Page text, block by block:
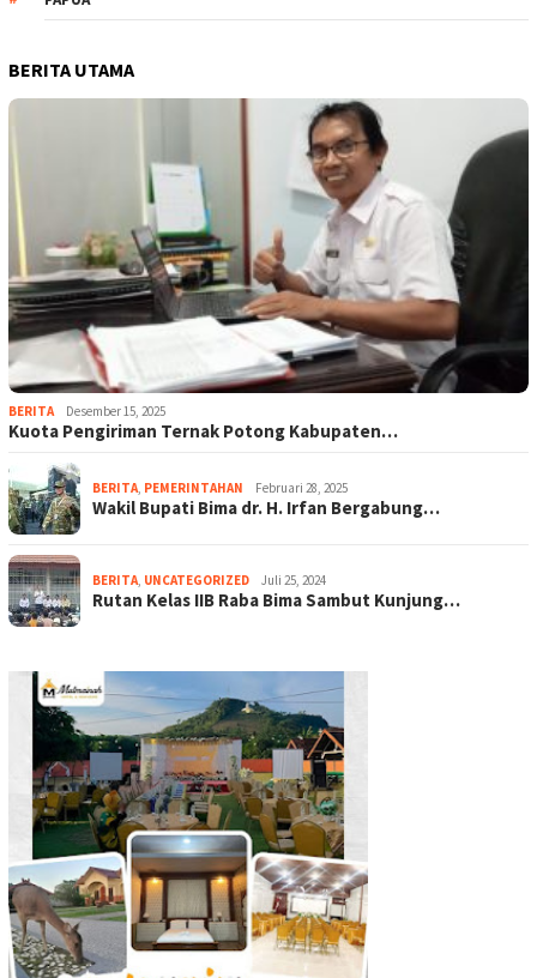
BERITA UTAMA
BERITA Desember 15, 2025
Kuota Pengiriman Ternak Potong Kabupaten…
BERITA, PEMERINTAHAN Februari 28, 2025
Wakil Bupati Bima dr. H. Irfan Bergabung…
BERITA, UNCATEGORIZED Juli 25, 2024
Rutan Kelas IIB Raba Bima Sambut Kunjung…